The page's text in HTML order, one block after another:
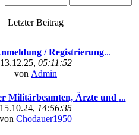
Letzter Beitrag
/ Registrierung...
13.12.25, 05:11:52
von Admin
Militärbeamten, Ärzte und ...
15.10.24, 14:56:35
von Chodauer1950